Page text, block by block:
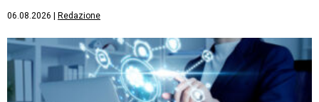
06.08.2026 Redazione